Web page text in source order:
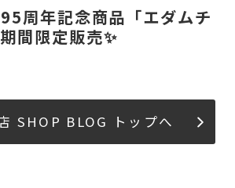
周年記念商品「エダムチ
間限定販売✨
SHOP BLOG トップへ